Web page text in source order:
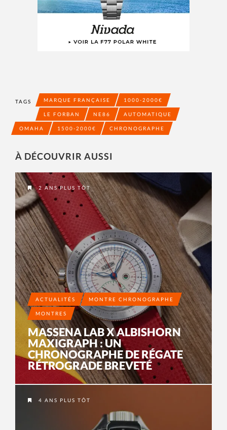
TAGS MARQUE FRANÇAISE 1000-2000€
LE FORBAN NE86 AUTOMATIQUE
OMAHA 1500-2000€ CHRONOGRAPHE
À DÉCOUVRIR AUSSI
2 ANS PLUS TÔT
ACTUALITÉS MONTRE CHRONOGRAPHE
MONTRES
MASSENA LAB X ALBISHORN
MAXIGRAPH : UN
CHRONOGRAPHE DE RÉGATE
RÉTROGRADE BREVETÉ
4 ANS PLUS TÔT